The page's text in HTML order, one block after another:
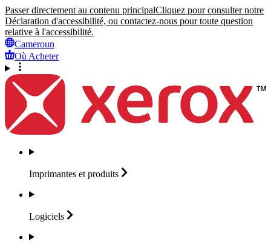
Passer directement au contenu principalCliquez pour consulter notre
Déclaration d'accessibilité, ou contactez-nous pour toute question
relative à l'accessibilité.
Cameroun
Où Acheter
Imprimantes et produits
Logiciels